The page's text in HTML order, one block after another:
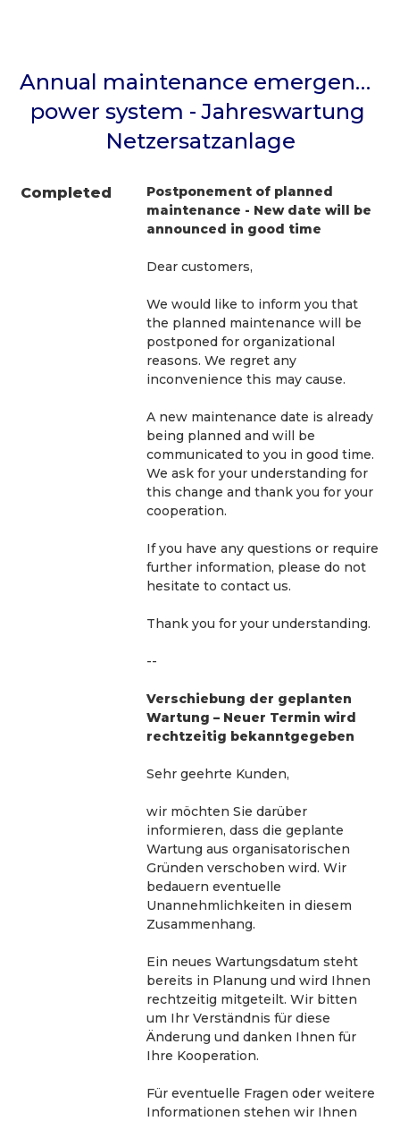
Annual maintenance emergency
power system - Jahreswartung
Netzersatzanlage
Completed
Postponement of planned
maintenance - New date will be
announced in good time
Dear customers,
We would like to inform you that
the planned maintenance will be
postponed for organizational
reasons. We regret any
inconvenience this may cause.
A new maintenance date is already
being planned and will be
communicated to you in good time.
We ask for your understanding for
this change and thank you for your
cooperation.
If you have any questions or require
further information, please do not
hesitate to contact us.
Thank you for your understanding.
--
Verschiebung der geplanten
Wartung – Neuer Termin wird
rechtzeitig bekanntgegeben
Sehr geehrte Kunden,
wir möchten Sie darüber
informieren, dass die geplante
Wartung aus organisatorischen
Gründen verschoben wird. Wir
bedauern eventuelle
Unannehmlichkeiten in diesem
Zusammenhang.
Ein neues Wartungsdatum steht
bereits in Planung und wird Ihnen
rechtzeitig mitgeteilt. Wir bitten
um Ihr Verständnis für diese
Änderung und danken Ihnen für
Ihre Kooperation.
Für eventuelle Fragen oder weitere
Informationen stehen wir Ihnen